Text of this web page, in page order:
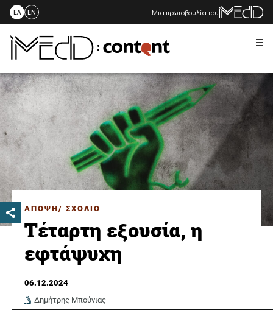
Skip
to
content
ΕΛ EN Μια πρωτοβουλία του
ΑΠΟΨΗ/ ΣΧΟΛΙΟ
Τέταρτη εξουσία, η
εφτάψυχη
06.12.2024
Δημήτρης Μπούνιας